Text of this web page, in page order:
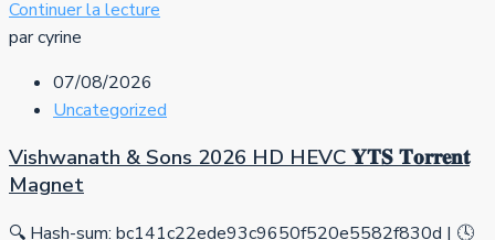
Continuer la lecture
par cyrine
07/08/2026
Uncategorized
Vishwanath & Sons 2026 HD HEVC 𝐘𝐓𝐒 𝐓𝐨𝐫𝐫𝐞𝐧𝐭
Magnet
🔍 Hash-sum: bc141c22ede93c9650f520e5582f830d | 🕓